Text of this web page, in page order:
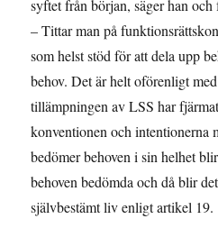
syftet från början, säger han och
– Tittar man på
som helst stöd för att dela upp
behov. Det är helt oförenligt
tillämpningen av LSS har
konventionen och intentionerna
bedömer behoven i sin helhet
behoven bedömda och då blir
självbestämt liv enligt artikel 19.